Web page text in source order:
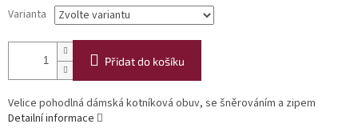
Varianta
Přidat do košíku
Velice pohodlná dámská kotníková obuv, se šněrováním a zipem
Detailní informace